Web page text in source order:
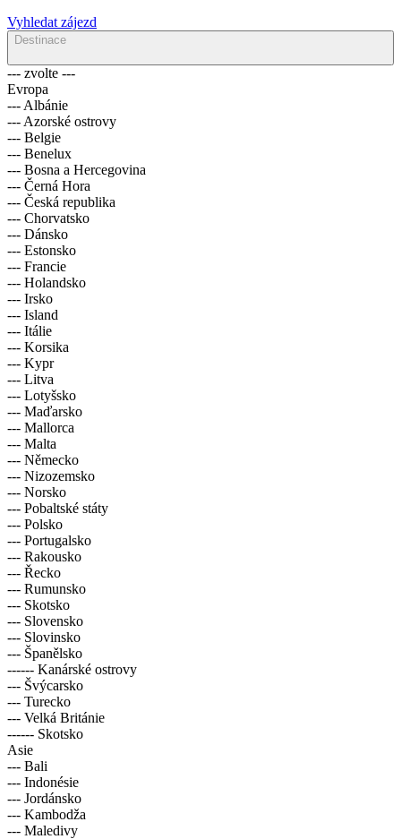
Vyhledat zájezd
Destinace
--- zvolte ---
Evropa
--- Albánie
--- Azorské ostrovy
--- Belgie
--- Benelux
--- Bosna a Hercegovina
--- Černá Hora
--- Česká republika
--- Chorvatsko
--- Dánsko
--- Estonsko
--- Francie
--- Holandsko
--- Irsko
--- Island
--- Itálie
--- Korsika
--- Kypr
--- Litva
--- Lotyšsko
--- Maďarsko
--- Mallorca
--- Malta
--- Německo
--- Nizozemsko
--- Norsko
--- Pobaltské státy
--- Polsko
--- Portugalsko
--- Rakousko
--- Řecko
--- Rumunsko
--- Skotsko
--- Slovensko
--- Slovinsko
--- Španělsko
------ Kanárské ostrovy
--- Švýcarsko
--- Turecko
--- Velká Británie
------ Skotsko
Asie
--- Bali
--- Indonésie
--- Jordánsko
--- Kambodža
--- Maledivy